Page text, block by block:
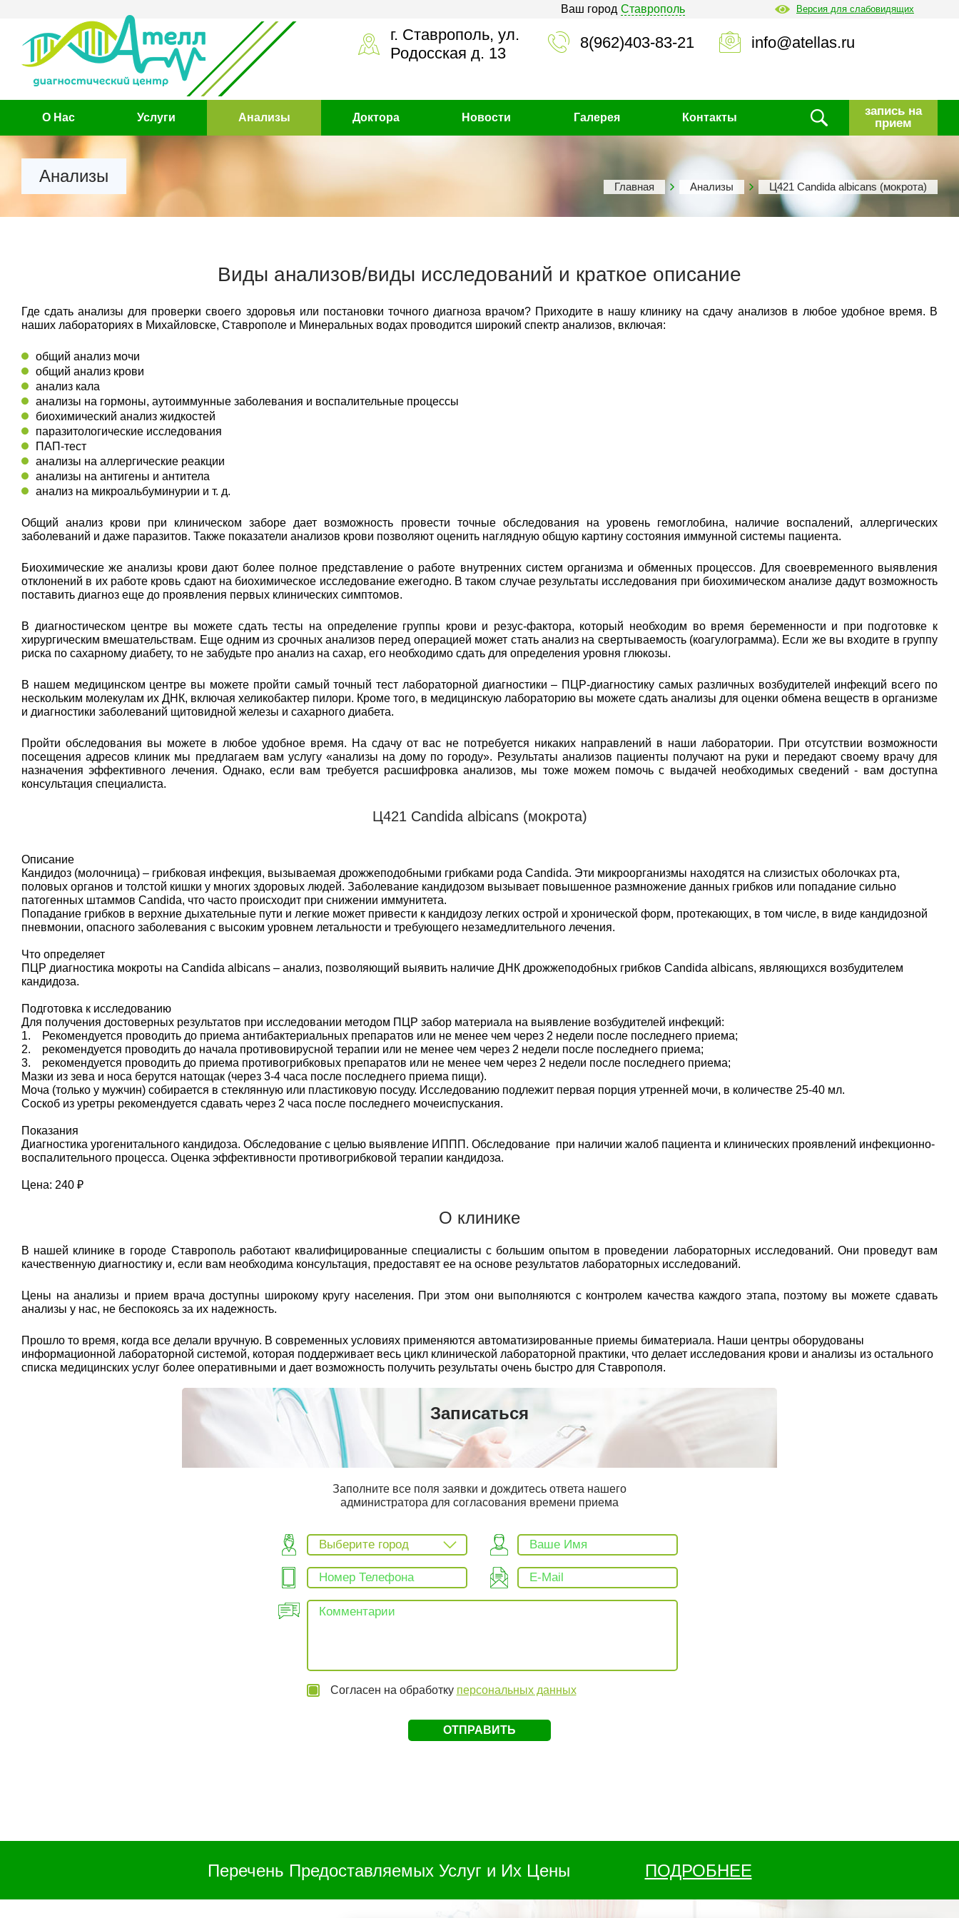
Ваш город Ставрополь Версия для слабовидящих
г. Ставрополь, ул.
Родосская д. 13
8(962)403-83-21 info@atellas.ru
О Нас Услуги Анализы Доктора Новости Галерея Контакты
запись на
прием
Анализы
Главная Анализы Ц421 Candida albicans (мокрота)
Виды анализов/виды исследований и краткое описание
Где сдать анализы для проверки своего здоровья или постановки точного диагноза врачом? Приходите в нашу клинику на сдачу анализов в любое удобное время. В
наших лабораториях в Михайловске, Ставрополе и Минеральных водах проводится широкий спектр анализов, включая:
общий анализ мочи
общий анализ крови
анализ кала
анализы на гормоны, аутоиммунные заболевания и воспалительные процессы
биохимический анализ жидкостей
паразитологические исследования
ПАП-тест
анализы на аллергические реакции
анализы на антигены и антитела
анализ на микроальбуминурии и т. д.
Общий анализ крови при клиническом заборе дает возможность провести точные обследования на уровень гемоглобина, наличие воспалений, аллергических
заболеваний и даже паразитов. Также показатели анализов крови позволяют оценить наглядную общую картину состояния иммунной системы пациента.
Биохимические же анализы крови дают более полное представление о работе внутренних систем организма и обменных процессов. Для своевременного выявления
отклонений в их работе кровь сдают на биохимическое исследование ежегодно. В таком случае результаты исследования при биохимическом анализе дадут возможность
поставить диагноз еще до проявления первых клинических симптомов.
В диагностическом центре вы можете сдать тесты на определение группы крови и резус-фактора, который необходим во время беременности и при подготовке к
хирургическим вмешательствам. Еще одним из срочных анализов перед операцией может стать анализ на свертываемость (коагулограмма). Если же вы входите в группу
риска по сахарному диабету, то не забудьте про анализ на сахар, его необходимо сдать для определения уровня глюкозы.
В нашем медицинском центре вы можете пройти самый точный тест лабораторной диагностики – ПЦР-диагностику самых различных возбудителей инфекций всего по
нескольким молекулам их ДНК, включая хеликобактер пилори. Кроме того, в медицинскую лабораторию вы можете сдать анализы для оценки обмена веществ в организме
и диагностики заболеваний щитовидной железы и сахарного диабета.
Пройти обследования вы можете в любое удобное время. На сдачу от вас не потребуется никаких направлений в наши лаборатории. При отсутствии возможности
посещения адресов клиник мы предлагаем вам услугу «анализы на дому по городу». Результаты анализов пациенты получают на руки и передают своему врачу для
назначения эффективного лечения. Однако, если вам требуется расшифровка анализов, мы тоже можем помочь с выдачей необходимых сведений - вам доступна
консультация специалиста.
Ц421 Candida albicans (мокрота)
Описание
Кандидоз (молочница) – грибковая инфекция, вызываемая дрожжеподобными грибками рода Candida. Эти микроорганизмы находятся на слизистых оболочках рта,
половых органов и толстой кишки у многих здоровых людей. Заболевание кандидозом вызывает повышенное размножение данных грибков или попадание сильно
патогенных штаммов Candida, что часто происходит при снижении иммунитета.
Попадание грибков в верхние дыхательные пути и легкие может привести к кандидозу легких острой и хронической форм, протекающих, в том числе, в виде кандидозной
пневмонии, опасного заболевания с высоким уровнем летальности и требующего незамедлительного лечения.
Что определяет
ПЦР диагностика мокроты на Candida albicans – анализ, позволяющий выявить наличие ДНК дрожжеподобных грибков Candida albicans, являющихся возбудителем
кандидоза.
Подготовка к исследованию
Для получения достоверных результатов при исследовании методом ПЦР забор материала на выявление возбудителей инфекций:
1. Рекомендуется проводить до приема антибактериальных препаратов или не менее чем через 2 недели после последнего приема;
2. рекомендуется проводить до начала противовирусной терапии или не менее чем через 2 недели после последнего приема;
3. рекомендуется проводить до приема противогрибковых препаратов или не менее чем через 2 недели после последнего приема;
Мазки из зева и носа берутся натощак (через 3-4 часа после последнего приема пищи).
Моча (только у мужчин) собирается в стеклянную или пластиковую посуду. Исследованию подлежит первая порция утренней мочи, в количестве 25-40 мл.
Соскоб из уретры рекомендуется сдавать через 2 часа после последнего мочеиспускания.
Показания
Диагностика урогенитального кандидоза. Обследование с целью выявление ИППП. Обследование при наличии жалоб пациента и клинических проявлений инфекционно-
воспалительного процесса. Оценка эффективности противогрибковой терапии кандидоза.
Цена: 240 ₽
О клинике
В нашей клинике в городе Ставрополь работают квалифицированные специалисты с большим опытом в проведении лабораторных исследований. Они проведут вам
качественную диагностику и, если вам необходима консультация, предоставят ее на основе результатов лабораторных исследований.
Цены на анализы и прием врача доступны широкому кругу населения. При этом они выполняются с контролем качества каждого этапа, поэтому вы можете сдавать
анализы у нас, не беспокоясь за их надежность.
Прошло то время, когда все делали вручную. В современных условиях применяются автоматизированные приемы биматериала. Наши центры оборудованы
информационной лабораторной системой, которая поддерживает весь цикл клинической лабораторной практики, что делает исследования крови и анализы из остального
списка медицинских услуг более оперативными и дает возможность получить результаты очень быстро для Ставрополя.
Записаться
Заполните все поля заявки и дождитесь ответа нашего
администратора для согласования времени приема
Выберите город
Согласен на обработку персональных данных
Перечень Предоставляемых Услуг и Их Цены ПОДРОБНЕЕ